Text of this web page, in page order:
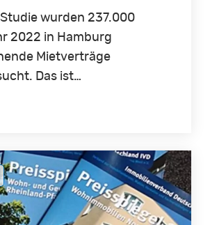
Studie wurden 237.000
2022 in Hamburg
Mietverträge
Das ist…